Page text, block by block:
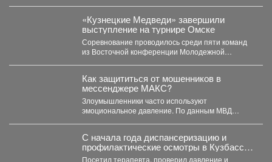
«Шахтерское братство....
«Кузнецкие Медведи» завершили
выступление на турнире Омске
Соревнование проводилось среди пяти команд
из Восточной конференции Молодежной
Как защититься от мошенников в
мессенджере МАКС?
Злоумышленники часто используют
эмоциональное давление. По данным МВД
С начала года диспансеризацию и
профилактические осмотры в Кузбассе
прошли около 1,2 млн человек, в том
Посетил терапевта, проверил давление и